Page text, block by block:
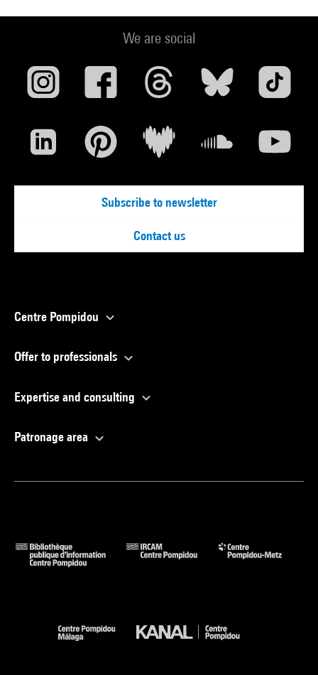
We are social
Subscribe to newsletter
Contact us
Centre Pompidou
Offer to professionals
Expertise and consulting
Patronage area